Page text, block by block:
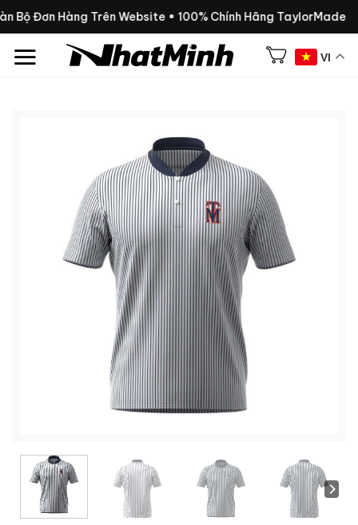
Chuyển
nội
dung
Bộ Đơn Hàng Trên Website • 100% Chính Hãng TaylorMade
VI